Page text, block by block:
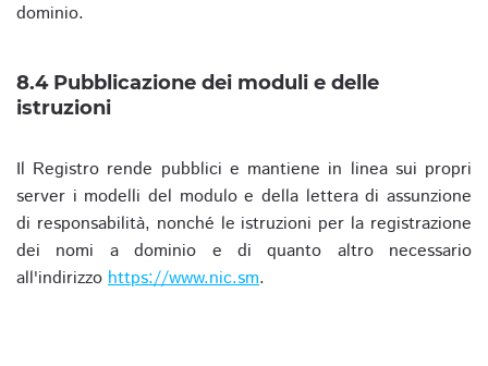
dominio.
8.4 Pubblicazione dei moduli e delle
istruzioni
Il Registro rende pubblici e mantiene in linea sui propri
server i modelli del modulo e della lettera di assunzione
di responsabilità, nonché le istruzioni per la registrazione
dei nomi a dominio e di quanto altro necessario
all'indirizzo https://www.nic.sm.